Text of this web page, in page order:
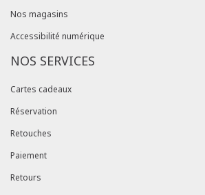
Nos magasins
Accessibilité numérique
NOS SERVICES
Cartes cadeaux
Réservation
Retouches
Paiement
Retours